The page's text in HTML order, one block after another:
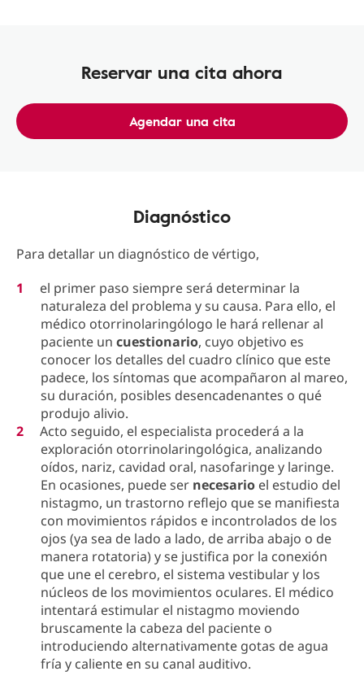
Reservar una cita ahora
Agendar una cita
Diagnóstico
Para detallar un diagnóstico de vértigo,
el primer paso siempre será determinar la
naturaleza del problema y su causa. Para ello, el
médico otorrinolaringólogo le hará rellenar al
paciente un cuestionario, cuyo objetivo es
conocer los detalles del cuadro clínico que este
padece, los síntomas que acompañaron al mareo,
su duración, posibles desencadenantes o qué
produjo alivio.
Acto seguido, el especialista procederá a la
exploración otorrinolaringológica, analizando
oídos, nariz, cavidad oral, nasofaringe y laringe.
En ocasiones, puede ser necesario el estudio del
nistagmo, un trastorno reflejo que se manifiesta
con movimientos rápidos e incontrolados de los
ojos (ya sea de lado a lado, de arriba abajo o de
manera rotatoria) y se justifica por la conexión
que une el cerebro, el sistema vestibular y los
núcleos de los movimientos oculares. El médico
intentará estimular el nistagmo moviendo
bruscamente la cabeza del paciente o
introduciendo alternativamente gotas de agua
fría y caliente en su canal auditivo.